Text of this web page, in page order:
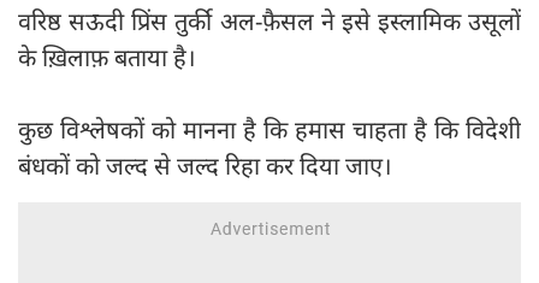
वरिष्ठ सऊदी प्रिंस तुर्की अल-फ़ैसल ने इसे इस्लामिक उसूलों
के ख़िलाफ़ बताया है।
कुछ विश्लेषकों को मानना है कि हमास चाहता है कि विदेशी
बंधकों को जल्द से जल्द रिहा कर दिया जाए।